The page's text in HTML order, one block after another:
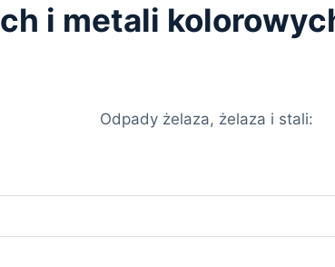
i metali
Odpady żelaza, żelaza i stali: